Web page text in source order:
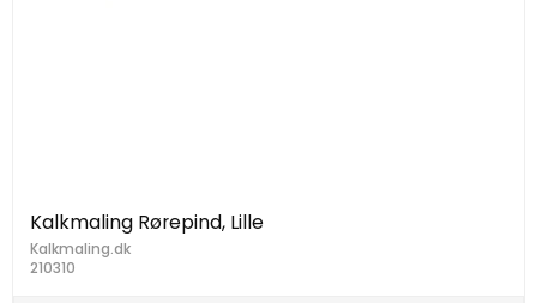
Kalkmaling Rørepind, Lille
Kalkmaling.dk
210310